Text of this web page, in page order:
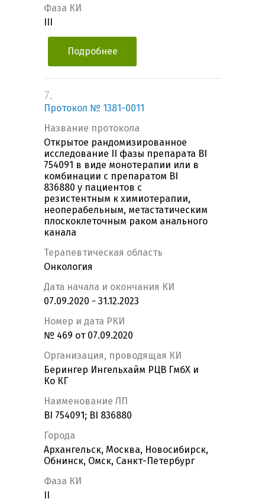
Фаза КИ
Подробнее
7.
Протокол № 1381-0011
Название протокола
Открытое рандомизированное
исследование II фазы препарата BI
754091 в виде монотерапии или в
комбинации с препаратом BI
836880 у пациентов с
резистентным к химиотерапии,
неоперабельным, метастатическим
плоскоклеточным раком анального
канала
Терапевтическая область
Онкология
Дата начала и окончания КИ
07.09.2020 - 31.12.2023
Номер и дата РКИ
№ 469 от 07.09.2020
Организация, проводящая КИ
Берингер Ингельхайм РЦВ ГмбХ и
Ко КГ
Наименование ЛП
BI 754091; BI 836880
Города
Архангельск, Москва, Новосибирск,
Обнинск, Омск, Санкт-Петербург
Фаза КИ